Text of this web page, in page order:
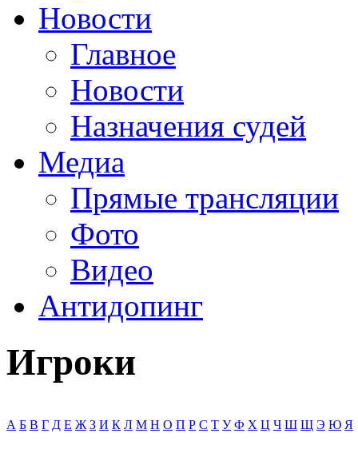
Новости
Главное
Новости
Назначения судей
Медиа
Прямые трансляции
Фото
Видео
Антидопинг
Игроки
А Б В Г Д Е Ж З И К Л М Н О П Р С Т У Ф Х Ц Ч Ш Щ Э Ю Я